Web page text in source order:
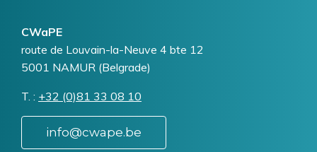
CWaPE
Addresse
route de Louvain-la-Neuve 4 bte 12
5001 NAMUR (Belgrade)
T. Téléphone
+32 (0)81 33 08 10
info@cwape.be